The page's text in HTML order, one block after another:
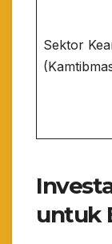
Sektor
untuk